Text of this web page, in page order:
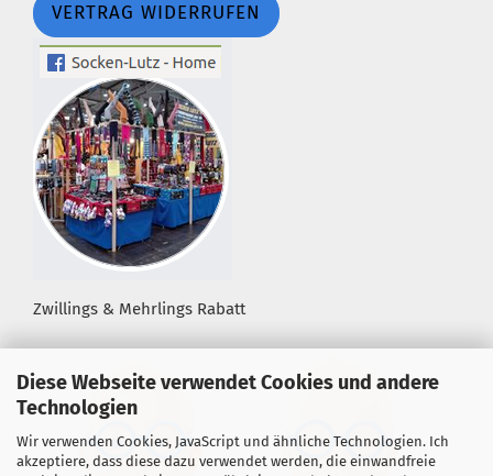
Diese Webseite verwendet Cookies und andere
Technologien
Wir verwenden Cookies, JavaScript und ähnliche Technologien. Ich
akzeptiere, dass diese dazu verwendet werden, die einwandfreie
VERTRAG WIDERRUFEN
Zwillings & Mehrlings Rabatt